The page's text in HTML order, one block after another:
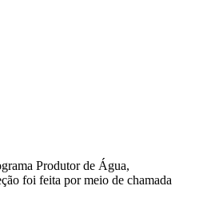
Produtor de Água,
foi feita por meio de chamada